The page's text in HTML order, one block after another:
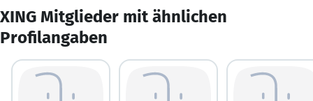
XING Mitglieder mit ähnlichen
Profilangaben